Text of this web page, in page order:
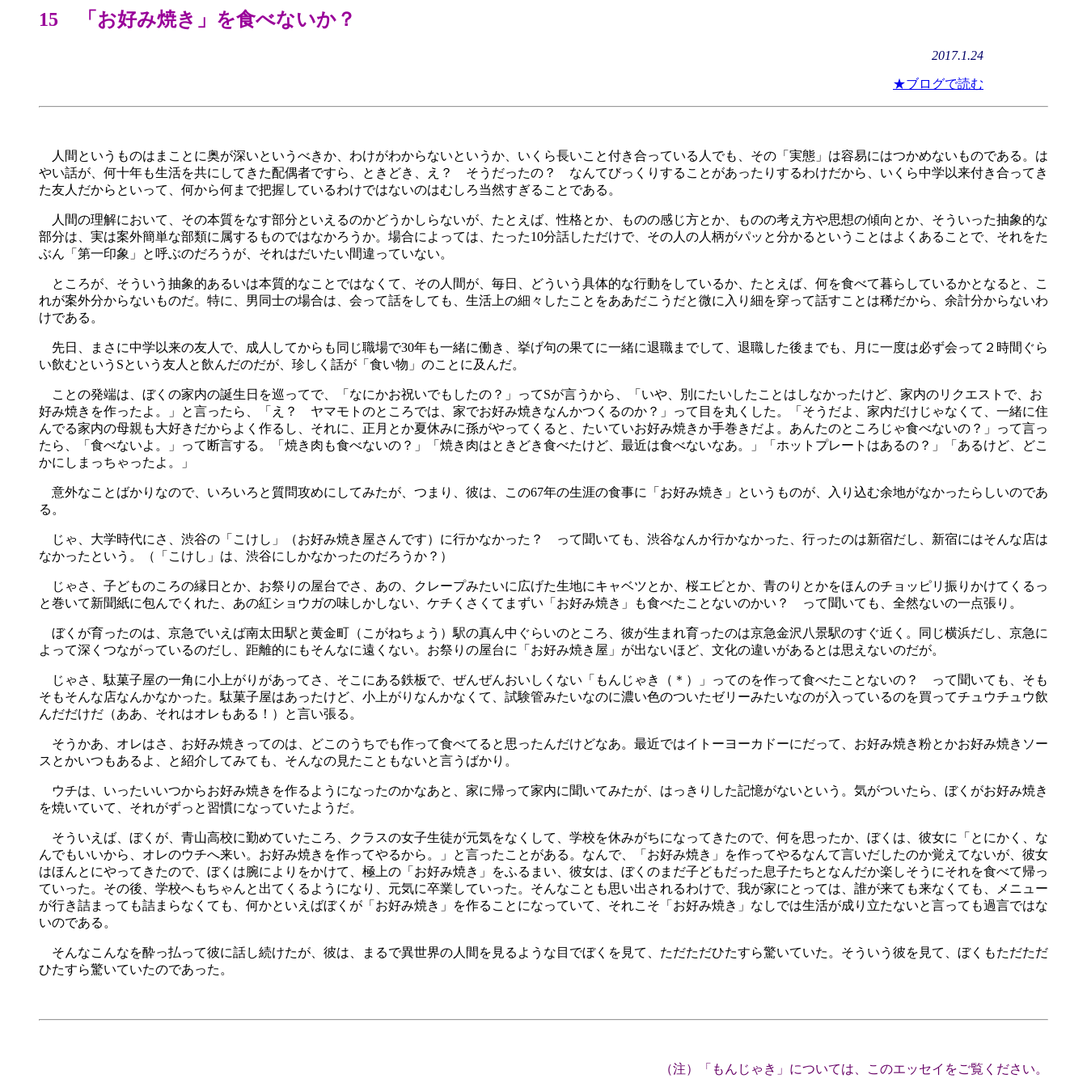
15 「お好み焼き」を食べないか？
2017.1.24
★ブログで読む
人間というものはまことに奥が深いというべきか、わけがわからないというか、いくら長いこと付き合っている人でも、その「実態」は容易にはつかめないものである。は
やい話が、何十年も生活を共にしてきた配偶者ですら、ときどき、え？ そうだったの？ なんてびっくりすることがあったりするわけだから、いくら中学以来付き合ってき
た友人だからといって、何から何まで把握しているわけではないのはむしろ当然すぎることである。
人間の理解において、その本質をなす部分といえるのかどうかしらないが、たとえば、性格とか、ものの感じ方とか、ものの考え方や思想の傾向とか、そういった抽象的な
部分は、実は案外簡単な部類に属するものではなかろうか。場合によっては、たった10分話しただけで、その人の人柄がパッと分かるということはよくあることで、それをた
ぶん「第一印象」と呼ぶのだろうが、それはだいたい間違っていない。
ところが、そういう抽象的あるいは本質的なことではなくて、その人間が、毎日、どういう具体的な行動をしているか、たとえば、何を食べて暮らしているかとなると、こ
れが案外分からないものだ。特に、男同士の場合は、会って話をしても、生活上の細々したことをああだこうだと微に入り細を穿って話すことは稀だから、余計分からないわ
けである。
先日、まさに中学以来の友人で、成人してからも同じ職場で30年も一緒に働き、挙げ句の果てに一緒に退職までして、退職した後までも、月に一度は必ず会って２時間ぐら
い飲むというSという友人と飲んだのだが、珍しく話が「食い物」のことに及んだ。
ことの発端は、ぼくの家内の誕生日を巡ってで、「なにかお祝いでもしたの？」ってSが言うから、「いや、別にたいしたことはしなかったけど、家内のリクエストで、お
好み焼きを作ったよ。」と言ったら、「え？ ヤマモトのところでは、家でお好み焼きなんかつくるのか？」って目を丸くした。「そうだよ、家内だけじゃなくて、一緒に住
んでる家内の母親も大好きだからよく作るし、それに、正月とか夏休みに孫がやってくると、たいていお好み焼きか手巻きだよ。あんたのところじゃ食べないの？」って言っ
たら、「食べないよ。」って断言する。「焼き肉も食べないの？」「焼き肉はときどき食べたけど、最近は食べないなあ。」「ホットプレートはあるの？」「あるけど、どこ
かにしまっちゃったよ。」
意外なことばかりなので、いろいろと質問攻めにしてみたが、つまり、彼は、この67年の生涯の食事に「お好み焼き」というものが、入り込む余地がなかったらしいのであ
る。
じゃ、大学時代にさ、渋谷の「こけし」（お好み焼き屋さんです）に行かなかった？ って聞いても、渋谷なんか行かなかった、行ったのは新宿だし、新宿にはそんな店は
なかったという。（「こけし」は、渋谷にしかなかったのだろうか？）
じゃさ、子どものころの縁日とか、お祭りの屋台でさ、あの、クレープみたいに広げた生地にキャベツとか、桜エビとか、青のりとかをほんのチョッピリ振りかけてくるっ
と巻いて新聞紙に包んでくれた、あの紅ショウガの味しかしない、ケチくさくてまずい「お好み焼き」も食べたことないのかい？ って聞いても、全然ないの一点張り。
ぼくが育ったのは、京急でいえば南太田駅と黄金町（こがねちょう）駅の真ん中ぐらいのところ、彼が生まれ育ったのは京急金沢八景駅のすぐ近く。同じ横浜だし、京急に
よって深くつながっているのだし、距離的にもそんなに遠くない。お祭りの屋台に「お好み焼き屋」が出ないほど、文化の違いがあるとは思えないのだが。
じゃさ、駄菓子屋の一角に小上がりがあってさ、そこにある鉄板で、ぜんぜんおいしくない「もんじゃき（＊）」ってのを作って食べたことないの？ って聞いても、そも
そもそんな店なんかなかった。駄菓子屋はあったけど、小上がりなんかなくて、試験管みたいなのに濃い色のついたゼリーみたいなのが入っているのを買ってチュウチュウ飲
んだだけだ（ああ、それはオレもある！）と言い張る。
そうかあ、オレはさ、お好み焼きってのは、どこのうちでも作って食べてると思ったんだけどなあ。最近ではイトーヨーカドーにだって、お好み焼き粉とかお好み焼きソー
スとかいつもあるよ、と紹介してみても、そんなの見たこともないと言うばかり。
ウチは、いったいいつからお好み焼きを作るようになったのかなあと、家に帰って家内に聞いてみたが、はっきりした記憶がないという。気がついたら、ぼくがお好み焼き
を焼いていて、それがずっと習慣になっていたようだ。
そういえば、ぼくが、青山高校に勤めていたころ、クラスの女子生徒が元気をなくして、学校を休みがちになってきたので、何を思ったか、ぼくは、彼女に「とにかく、な
んでもいいから、オレのウチへ来い。お好み焼きを作ってやるから。」と言ったことがある。なんで、「お好み焼き」を作ってやるなんて言いだしたのか覚えてないが、彼女
はほんとにやってきたので、ぼくは腕によりをかけて、極上の「お好み焼き」をふるまい、彼女は、ぼくのまだ子どもだった息子たちとなんだか楽しそうにそれを食べて帰っ
ていった。その後、学校へもちゃんと出てくるようになり、元気に卒業していった。そんなことも思い出されるわけで、我が家にとっては、誰が来ても来なくても、メニュー
が行き詰まっても詰まらなくても、何かといえばぼくが「お好み焼き」を作ることになっていて、それこそ「お好み焼き」なしでは生活が成り立たないと言っても過言ではな
いのである。
そんなこんなを酔っ払って彼に話し続けたが、彼は、まるで異世界の人間を見るような目でぼくを見て、ただただひたすら驚いていた。そういう彼を見て、ぼくもただただ
ひたすら驚いていたのであった。
（注）「もんじゃき」については、このエッセイをご覧ください。